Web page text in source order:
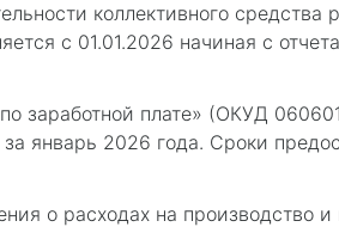
коллективного
с 01.01.2026 начиная с
заработной плате» (ОКУД
январь 2026 года. Сроки
о расходах на производство